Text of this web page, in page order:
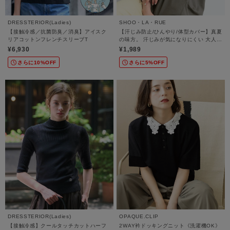
DRESSTERIOR(Ladies)
【接触冷感／抗菌防臭／消臭】アイスク
リアコットンフレンチスリーブT
¥6,930
さらに10%OFF
SHOO・LA・RUE
【汗じみ防止/ひんやり/体型カバー】真夏
の味方。 汗じみが気になりにくい 大人の
刺繍ロゴTシャツ
¥1,989
さらに5%OFF
DRESSTERIOR(Ladies)
【接触冷感】クールタッチカットハーフ
OPAQUE.CLIP
2WAY衿ドッキングニット《洗濯機OK》